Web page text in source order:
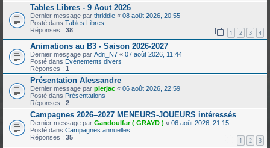
Tables Libres - 9 Aout 2026
Dernier message par thriddle « 08 août 2026, 20:55
Posté dans Tables Libres
Réponses : 38 1 2 3 4
Animations au B3 - Saison 2026-2027
Dernier message par Adri_N7 « 07 août 2026, 11:44
Posté dans Évènements divers
Réponses : 1
Présentation Alessandre
Dernier message par pierjac « 06 août 2026, 22:59
Posté dans Présentations
Réponses : 2
Campagnes 2026–2027 MENEURS-JOUEURS intéressés
Dernier message par Gandoulfar ( GRAYD ) « 06 août 2026, 21:15
Posté dans Campagnes annuelles
Réponses : 35 1 2 3